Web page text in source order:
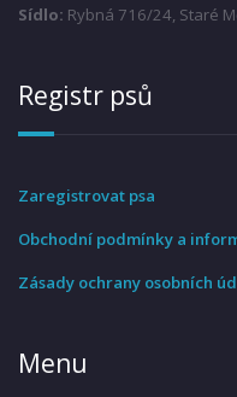
Sídlo: Rybná 716/24, Staré
Registr psů
Zaregistrovat psa
Obchodní podmínky a
Zásady ochrany osobních
Menu